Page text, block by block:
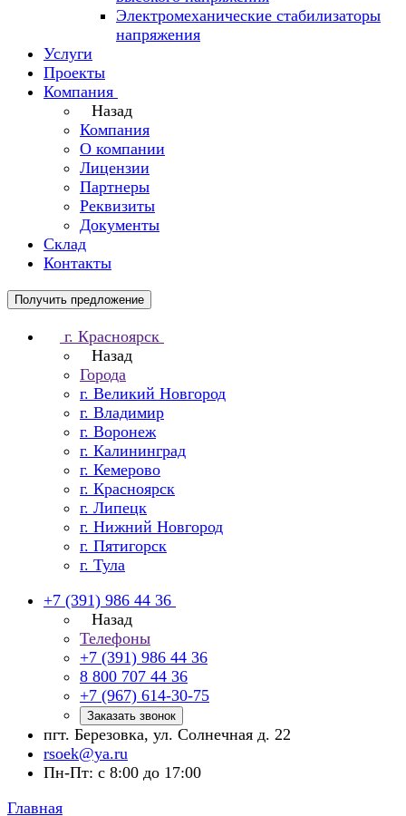
Электромеханические стабилизаторы
напряжения
Услуги
Проекты
Компания
Назад
Компания
О компании
Лицензии
Партнеры
Реквизиты
Документы
Склад
Контакты
Получить предложение
г. Красноярск
Назад
Города
г. Великий Новгород
г. Владимир
г. Воронеж
г. Калининград
г. Кемерово
г. Красноярск
г. Липецк
г. Нижний Новгород
г. Пятигорск
г. Тула
+7 (391) 986 44 36
Назад
Телефоны
+7 (391) 986 44 36
8 800 707 44 36
+7 (967) 614-30-75
Заказать звонок
пгт. Березовка, ул. Солнечная д. 22
rsoek@ya.ru
Пн-Пт: с 8:00 до 17:00
Главная